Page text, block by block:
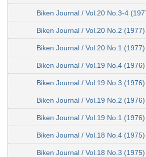
Biken Journal / Vol.20 No.3-4
Biken Journal / Vol.20 No.2 (1977)
Biken Journal / Vol.20 No.1 (1977)
Biken Journal / Vol.19 No.4 (1976)
Biken Journal / Vol.19 No.3 (1976)
Biken Journal / Vol.19 No.2 (1976)
Biken Journal / Vol.19 No.1 (1976)
Biken Journal / Vol.18 No.4 (1975)
Biken Journal / Vol.18 No.3 (1975)